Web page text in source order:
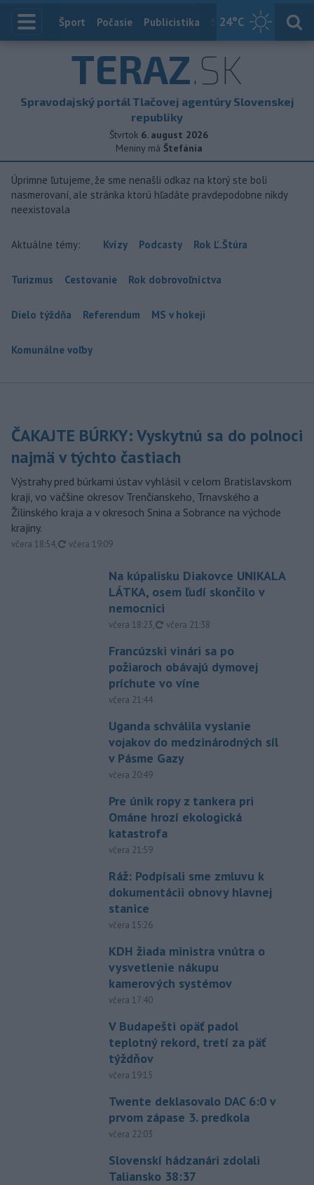
24°C
Index
Šport Počasie Publicistika Slovensko
TERAZ.SK
Spravodajský portál Tlačovej agentúry Slovenskej
republiky
Štvrtok 6. august 2026
Meniny má Štefánia
Úprimne ľutujeme, že sme nenašli odkaz na ktorý ste boli
nasmerovaní, ale stránka ktorú hľadáte pravdepodobne nikdy
neexistovala
Aktuálne témy: Kvízy Podcasty Rok Ľ.Štúra
Turizmus Cestovanie Rok dobrovoľníctva
Dielo týždňa Referendum MS v hokeji
Komunálne voľby
ČAKAJTE BÚRKY: Vyskytnú sa do polnoci
najmä v týchto častiach
Výstrahy pred búrkami ústav vyhlásil v celom Bratislavskom
kraji, vo väčšine okresov Trenčianskeho, Trnavského a
Žilinského kraja a v okresoch Snina a Sobrance na východe
krajiny.
včera 18:54, aktualizované
včera 19:09
Na kúpalisku Diakovce UNIKALA
LÁTKA, osem ľudí skončilo v
nemocnici
včera 18:23, aktualizované
včera 21:38
Francúzski vinári sa po
požiaroch obávajú dymovej
príchute vo víne
včera 21:44
Uganda schválila vyslanie
vojakov do medzinárodných síl
v Pásme Gazy
včera 20:49
Pre únik ropy z tankera pri
Ománe hrozí ekologická
katastrofa
včera 21:59
Ráž: Podpísali sme zmluvu k
dokumentácii obnovy hlavnej
stanice
včera 15:26
KDH žiada ministra vnútra o
vysvetlenie nákupu
kamerových systémov
včera 17:40
V Budapešti opäť padol
teplotný rekord, tretí za päť
týždňov
včera 19:15
Twente deklasovalo DAC 6:0 v
prvom zápase 3. predkola
včera 22:03
Slovenskí hádzanári zdolali
Taliansko 38:37